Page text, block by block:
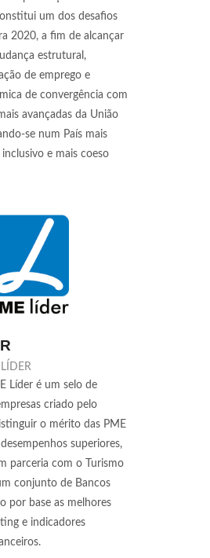
um dos desafios
2020, a fim de alcançar
estrutural,
de emprego e
de convergência com
avançadas da União
se num País mais
e mais coeso
Líder é um selo de
criado pelo
o mérito das PME
superiores,
parceria com o Turismo
conjunto de Bancos
por base as melhores
e indicadores